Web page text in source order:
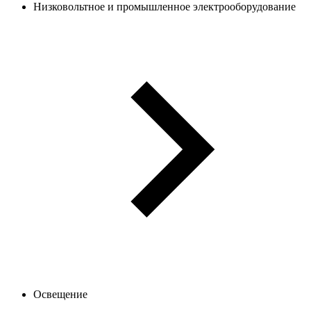
Низковольтное и промышленное электрооборудование
Освещение